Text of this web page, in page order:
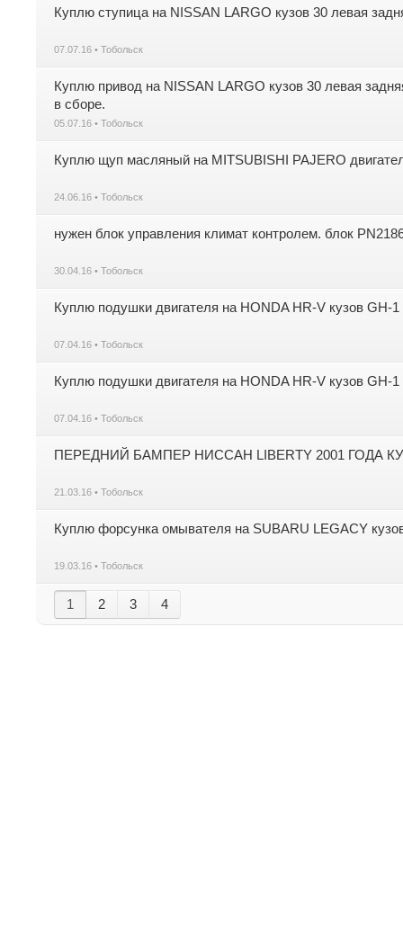
Куплю ступица на NISSAN LARGO кузов 30 левая
07.07.16 • Тобольск
Куплю привод на NISSAN LARGO кузов 30 левая
в сборе.
05.07.16 • Тобольск
Куплю щуп масляный на MITSUBISHI PAJERO
24.06.16 • Тобольск
нужен блок управления климат контролем. блок
30.04.16 • Тобольск
Куплю подушки двигателя на HONDA HR-V кузов GH-
07.04.16 • Тобольск
Куплю подушки двигателя на HONDA HR-V кузов GH-
07.04.16 • Тобольск
ПЕРЕДНИЙ БАМПЕР НИССАН LIBERTY 2001 ГОДА
21.03.16 • Тобольск
Куплю форсунка омывателя на SUBARU LEGACY
19.03.16 • Тобольск
1 2 3 4